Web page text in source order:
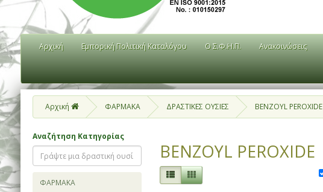
Αρχική Εμπορική Πολιτική Καταλόγου Ο Σ.Φ.Η.Π. Ανακοινώσεις
Αρχική ΦΑΡΜΑΚΑ ΔΡΑΣΤΙΚΕΣ ΟΥΣΙΕΣ BENZOYL PEROXIDE
Αναζήτηση Κατηγορίας
ΦΑΡΜΑΚΑ
BENZOYL PEROXIDE